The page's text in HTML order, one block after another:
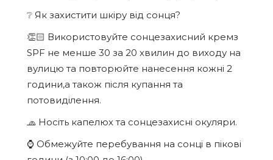
❔ Як захистити шкіру від сонця?
👏🏻 Використовуйте сонцезахисний кремз
SPF не менше 30 за 20 хвилин до виходу на
вулицю та повторюйте нанесення кожні 2
години,а також після купання та
потовиділення.
🧢 Носіть капелюх та сонцезахисні окуляри.
⌚ Обмежуйте перебування на сонці в пікові